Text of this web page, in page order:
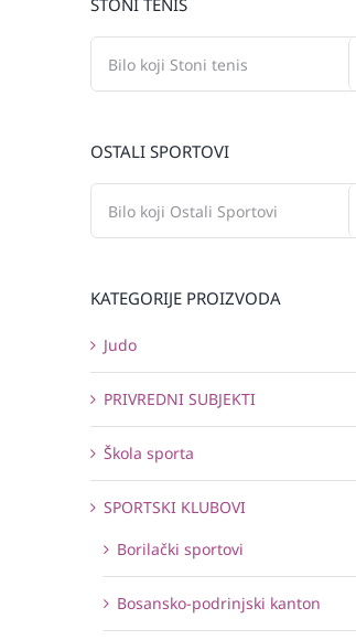
STONI TENIS
OSTALI SPORTOVI
KATEGORIJE PROIZVODA
Judo
PRIVREDNI SUBJEKTI
Škola sporta
SPORTSKI KLUBOVI
Borilački sportovi
Bosansko-podrinjski kanton